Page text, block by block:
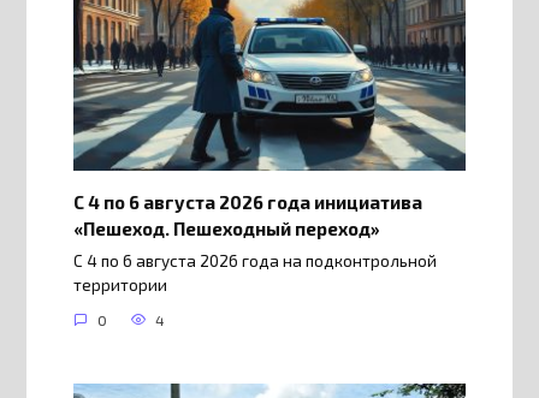
С 4 по 6 августа 2026 года инициатива
«Пешеход. Пешеходный переход»
С 4 по 6 августа 2026 года на подконтрольной
территории
0 4